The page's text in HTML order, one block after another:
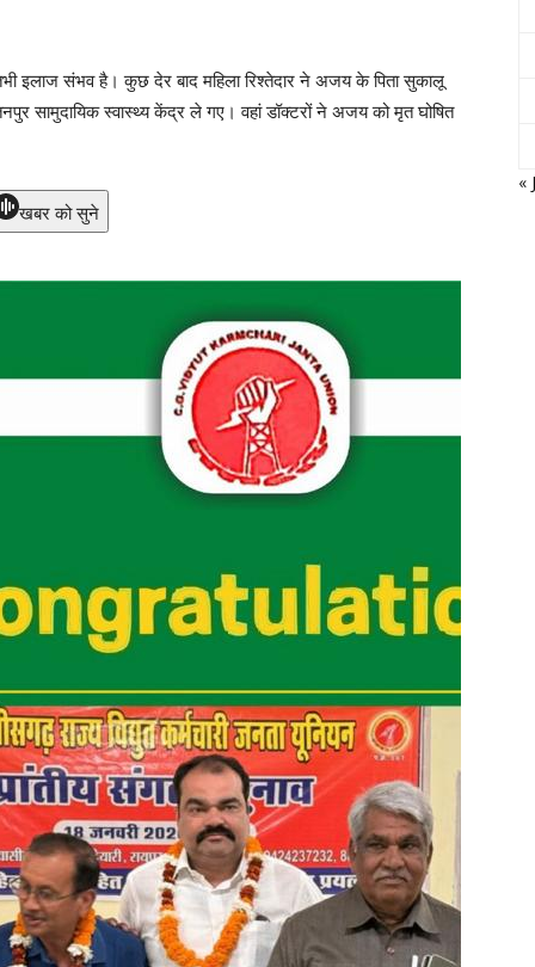
इलाज संभव है। कुछ देर बाद महिला रिश्तेदार ने अजय के पिता सुकालू
सामुदायिक स्वास्थ्य केंद्र ले गए। वहां डॉक्टरों ने अजय को मृत घोषित
खबर को सुने
«